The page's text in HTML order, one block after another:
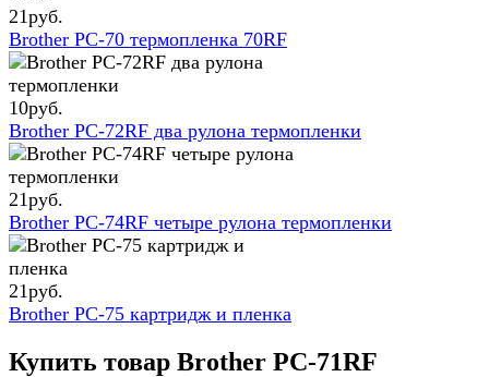
21руб.
Brother PC-70 термопленка 70RF
10руб.
Brother PC-72RF два рулона термопленки
21руб.
Brother PC-74RF четыре рулона термопленки
21руб.
Brother PC-75 картридж и пленка
Купить товар Brother PC-71RF